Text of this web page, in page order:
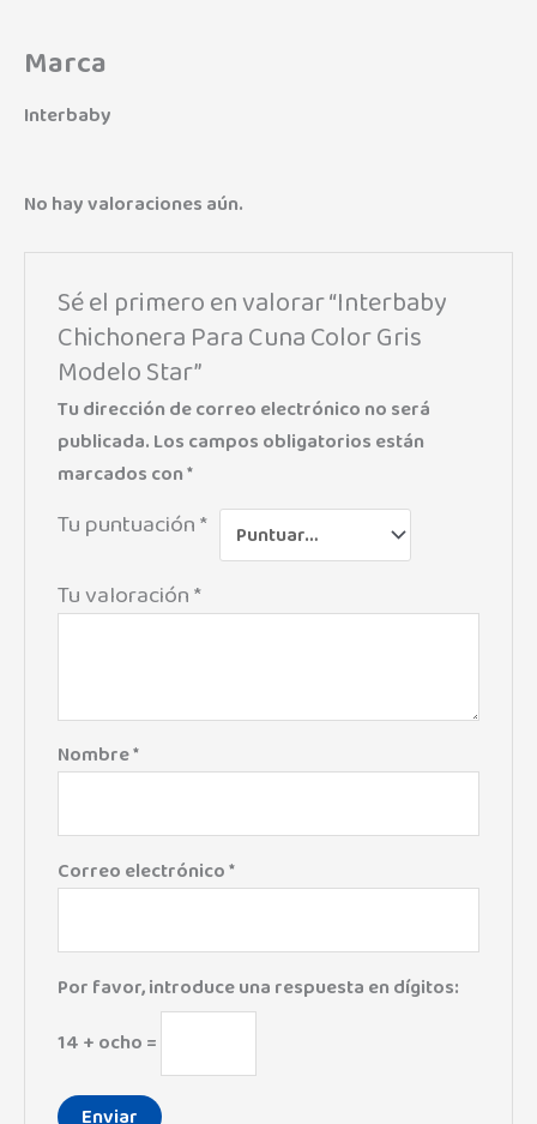
Marca
Interbaby
No hay valoraciones aún.
Sé el primero en valorar “Interbaby
Chichonera Para Cuna Color Gris
Modelo Star”
Tu dirección de correo electrónico no será
publicada.Los campos obligatorios están
marcados con*
Tu puntuación*
Tu valoración*
Nombre*
Correo electrónico*
Por favor, introduce una respuesta en dígitos:
14 + ocho =